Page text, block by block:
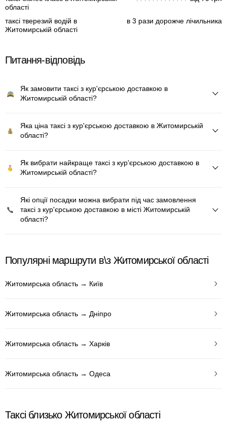
області
таксі тверезий водій в
Житомирській області
в 3 рази дорожче лічильника
Питання-відповідь
Як замовити таксі з кур'єрською доставкою в
Житомирській області?
Яка ціна таксі з кур'єрською доставкою в Житомирській
області?
Як вибрати найкраще таксі з кур'єрською доставкою в
Житомирській області?
Які опції посадки можна вибрати під час замовлення
таксі з кур'єрською доставкою в місті Житомирській
області?
Популярні маршрути в\з Житомирської області
Житомирська область → Київ
Житомирська область → Дніпро
Житомирська область → Харків
Житомирська область → Одеса
Таксі близько Житомирської області